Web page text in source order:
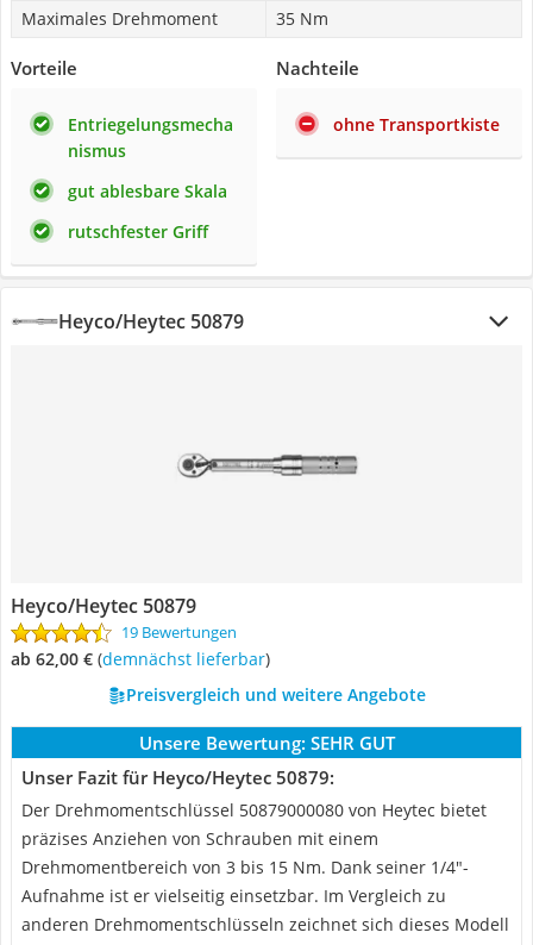
Maximales Drehmoment 35 Nm
Vorteile
Entriegelungsmecha
nismus
gut ablesbare Skala
rutschfester Griff
Nachteile
ohne Transportkiste
Heyco/Heytec 50879
Heyco/Heytec 50879
19 Bewertungen
ab 62,00 € ( Demnächst lieferbar)
Preisvergleich und weitere Angebote
Unsere Bewertung: SEHR GUT
Unser Fazit für Heyco/Heytec 50879:
Der Drehmomentschlüssel 50879000080 von Heytec bietet
präzises Anziehen von Schrauben mit einem
Drehmomentbereich von 3 bis 15 Nm. Dank seiner 1/4"-
Aufnahme ist er vielseitig einsetzbar. Im Vergleich zu
anderen Drehmomentschlüsseln zeichnet sich dieses Modell